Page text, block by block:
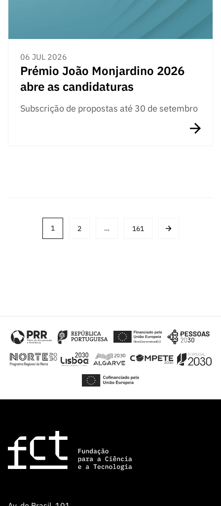
06 JUL 2026
Prémio João Monjardino 2026
abre as candidaturas
Subscrição de propostas até 30 de setembro
Posts1 2 … 161